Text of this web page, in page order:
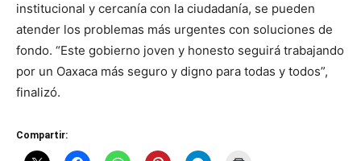
institucional y cercanía con la ciudadanía, se pueden
atender los problemas más urgentes con soluciones de
fondo. “Este gobierno joven y honesto seguirá trabajando
por un Oaxaca más seguro y digno para todas y todos”,
finalizó.
Compartir: